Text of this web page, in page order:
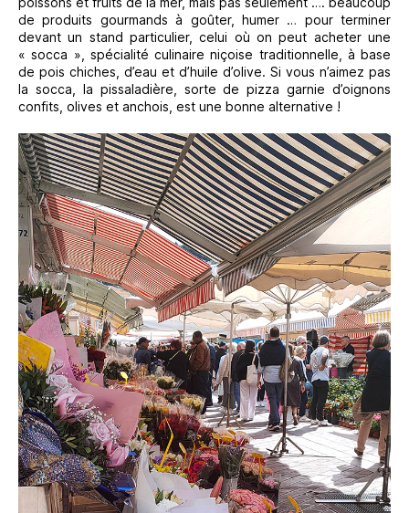
de produits gourmands à goûter, humer … pour terminer
devant un stand particulier, celui où on peut acheter une
« socca », spécialité culinaire niçoise traditionnelle, à base
de pois chiches, d’eau et d’huile d’olive. Si vous n’aimez pas
la socca, la pissaladière, sorte de pizza garnie d’oignons
confits, olives et anchois, est une bonne alternative !